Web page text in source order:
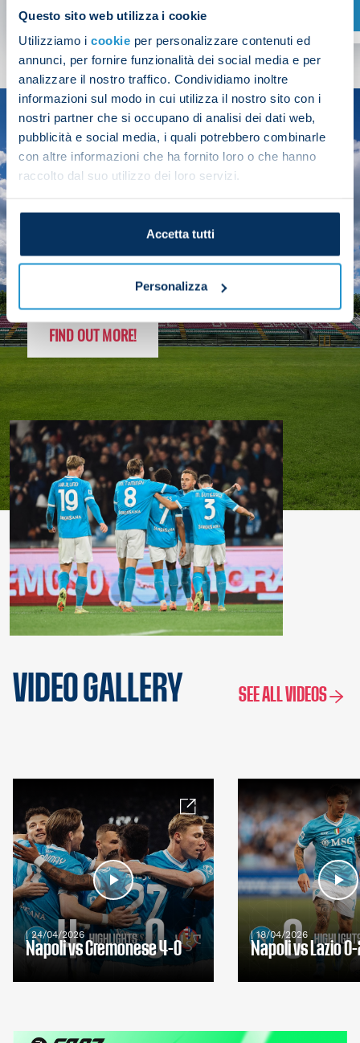
Questo sito web utilizza i cookie
Utilizziamo i cookie per personalizzare contenuti ed
annunci, per fornire funzionalità dei social media e per
analizzare il nostro traffico. Condividiamo inoltre
informazioni sul modo in cui utilizza il nostro sito con i
nostri partner che si occupano di analisi dei dati web,
pubblicità e social media, i quali potrebbero combinarle
con altre informazioni che ha fornito loro o che hanno
raccolto dal suo utilizzo dei loro servizi.
Accetta tutti
Personalizza
SHOP NOW
SEASON
2025/26
FOLLOW THE CHAMPS' JOURNEY
FIND OUT MORE!
VIDEO GALLERY SEE ALL VIDEOS
| 24/04/2026
Napoli vs Cremonese 4-0
| 18/04/2026
Napoli vs Lazio